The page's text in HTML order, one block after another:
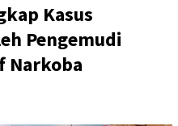
Kasus
Pengemudi
Narkoba